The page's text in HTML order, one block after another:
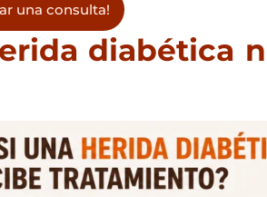
una consulta!
diabética